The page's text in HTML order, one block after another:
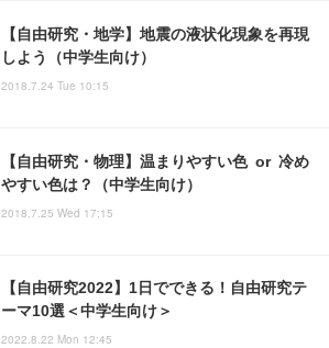
【自由研究・地学】地震の液状化現象を再現
しよう（中学生向け）
2018.7.24 Tue 10:15
【自由研究・物理】温まりやすい色 or 冷め
やすい色は？（中学生向け）
2018.7.25 Wed 17:15
【自由研究2022】1日でできる！自由研究テ
ーマ10選＜中学生向け＞
2022.8.22 Mon 12:45